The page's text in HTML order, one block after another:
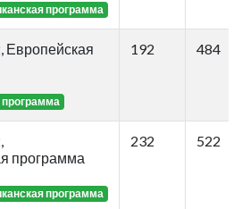
программа
192 484
программа
программа
232 522